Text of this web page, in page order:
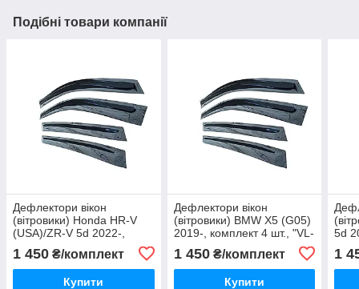
Подібні товари компанії
Дефлектори вікон
(вітровики) Honda HR-V
(USA)/ZR-V 5d 2022-,
комплект 4 шт., "VL-STAR"
1 450 ₴/комплект
Купити
Дефлектори вікон
(вітровики) BMW X5 (G05)
2019-, комплект 4 шт., "VL-
1 450₴/комплект
Купити
5d
1